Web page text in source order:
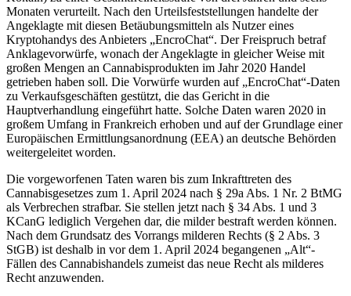
Monaten verurteilt. Nach den Urteilsfeststellungen handelte der
Angeklagte mit diesen Betäubungsmitteln als Nutzer eines
Kryptohandys des Anbieters „EncroChat“. Der Freispruch betraf
Anklagevorwürfe, wonach der Angeklagte in gleicher Weise mit
großen Mengen an Cannabisprodukten im Jahr 2020 Handel
getrieben haben soll. Die Vorwürfe wurden auf „EncroChat“-Daten
zu Verkaufsgeschäften gestützt, die das Gericht in die
Hauptverhandlung eingeführt hatte. Solche Daten waren 2020 in
großem Umfang in Frankreich erhoben und auf der Grundlage einer
Europäischen Ermittlungsanordnung (EEA) an deutsche Behörden
weitergeleitet worden.
Die vorgeworfenen Taten waren bis zum Inkrafttreten des
Cannabisgesetzes zum 1. April 2024 nach § 29a Abs. 1 Nr. 2 BtMG
als Verbrechen strafbar. Sie stellen jetzt nach § 34 Abs. 1 und 3
KCanG lediglich Vergehen dar, die milder bestraft werden können.
Nach dem Grundsatz des Vorrangs milderen Rechts (§ 2 Abs. 3
StGB) ist deshalb in vor dem 1. April 2024 begangenen „Alt“-
Fällen des Cannabishandels zumeist das neue Recht als milderes
Recht anzuwenden.